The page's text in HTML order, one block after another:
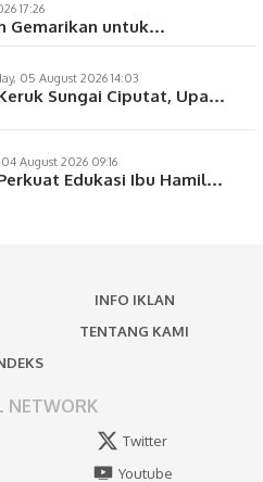
17:26
Gemarikan untuk…
05 August 2026 14:03
Sungai Ciputat, Upa…
04 August 2026 09:16
Edukasi Ibu Hamil…
INFO IKLAN
TENTANG KAMI
NETWORK
Twitter
Youtube